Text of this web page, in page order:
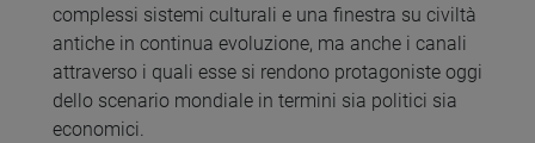
complessi sistemi culturali e una finestra su civiltà
antiche in continua evoluzione, ma anche i canali
attraverso i quali esse si rendono protagoniste oggi
dello scenario mondiale in termini sia politici sia
economici.